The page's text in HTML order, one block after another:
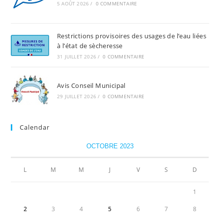
5 AOÛT 2026 / 0 COMMENTAIRE
Restrictions provisoires des usages de l’eau liées
à l’état de sècheresse
31 JUILLET 2026 / 0 COMMENTAIRE
Avis Conseil Municipal
29 JUILLET 2026 / 0 COMMENTAIRE
Calendar
OCTOBRE 2023
L M M J V S D
1
2 3 4 5 6 7 8